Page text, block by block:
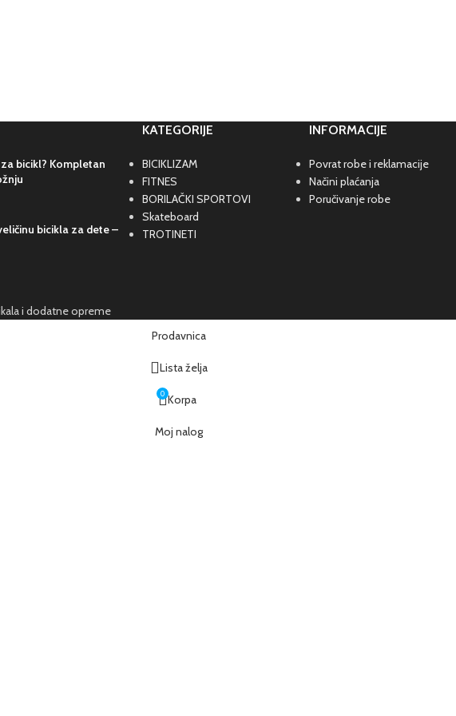
bicikl? Kompletan
bicikla za dete –
KATEGORIJE
BICIKLIZAM
FITNES
BORILAČKI SPORTOVI
Skateboard
TROTINETI
INFORMACIJE
Povrat robe i reklamacije
Načini plaćanja
Poručivanje robe
i dodatne opreme
Prodavnica
Lista želja
0 Korpa
Moj nalog